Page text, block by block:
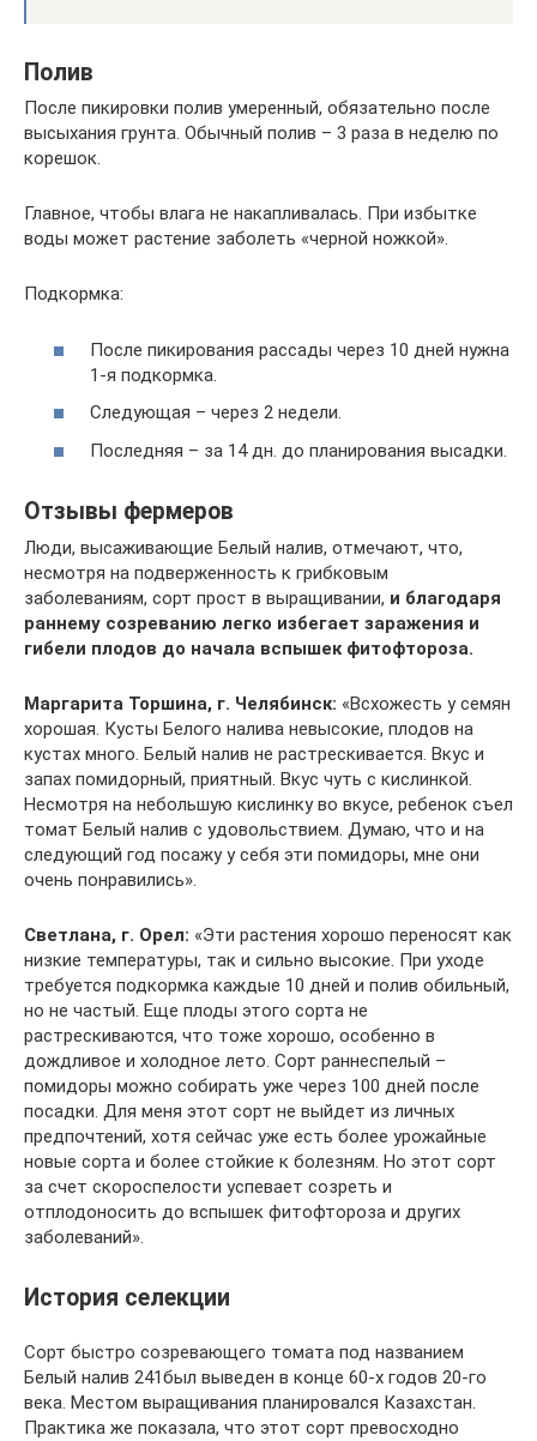
Полив
После пикировки полив умеренный, обязательно после
высыхания грунта. Обычный полив – 3 раза в неделю по
корешок.
Главное, чтобы влага не накапливалась. При избытке
воды может растение заболеть «черной ножкой».
Подкормка:
После пикирования рассады через 10 дней нужна
1-я подкормка.
Следующая – через 2 недели.
Последняя – за 14 дн. до планирования высадки.
Отзывы фермеров
Люди, высаживающие Белый налив, отмечают, что,
несмотря на подверженность к грибковым
заболеваниям, сорт прост в выращивании, и благодаря
раннему созреванию легко избегает заражения и
гибели плодов до начала вспышек фитофтороза.
Маргарита Торшина, г. Челябинск: «Всхожесть у семян
хорошая. Кусты Белого налива невысокие, плодов на
кустах много. Белый налив не растрескивается. Вкус и
запах помидорный, приятный. Вкус чуть с кислинкой.
Несмотря на небольшую кислинку во вкусе, ребенок съел
томат Белый налив с удовольствием. Думаю, что и на
следующий год посажу у себя эти помидоры, мне они
очень понравились».
Светлана, г. Орел: «Эти растения хорошо переносят как
низкие температуры, так и сильно высокие. При уходе
требуется подкормка каждые 10 дней и полив обильный,
но не частый. Еще плоды этого сорта не
растрескиваются, что тоже хорошо, особенно в
дождливое и холодное лето. Сорт раннеспелый –
помидоры можно собирать уже через 100 дней после
посадки. Для меня этот сорт не выйдет из личных
предпочтений, хотя сейчас уже есть более урожайные
новые сорта и более стойкие к болезням. Но этот сорт
за счет скороспелости успевает созреть и
отплодоносить до вспышек фитофтороза и других
заболеваний».
История селекции
Сорт быстро созревающего томата под названием
Белый налив 241был выведен в конце 60-х годов 20-го
века. Местом выращивания планировался Казахстан.
Практика же показала, что этот сорт превосходно